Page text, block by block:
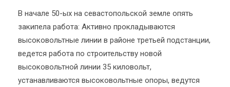
В начале 50-ых на севастопольской земле опять
закипела работа: Активно прокладываются
высоковольтные линии в районе третьей подстанции,
ведется работа по строительству новой
высоковольтной линии 35 киловольт,
устанавливаются высоковольтные опоры, ведутся